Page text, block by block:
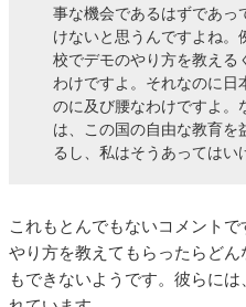
事な機会であるはずであっ
けないと思うんですよね。
校でデモのやり方を教える
わけですよ。それなのに日
のに及び腰なわけですよ。
は、この国の自由な教育を
るし、私はそうあってはい
これもとんでもないコメント
やり方を教えてもらったらど
もできないようです。彼らに